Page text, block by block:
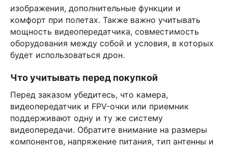
изображения, дополнительные функции и
комфорт при полетах. Также важно учитывать
мощность видеопередатчика, совместимость
оборудования между собой и условия, в которых
будет использоваться дрон.
Что учитывать перед покупкой
Перед заказом убедитесь, что камера,
видеопередатчик и FPV-очки или приемник
поддерживают одну и ту же систему
видеопередачи. Обратите внимание на размеры
компонентов, напряжение питания, тип антенны и